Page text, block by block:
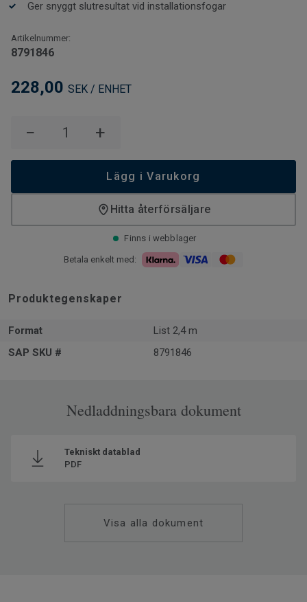
Ger snyggt slutresultat vid installationsfogar
Artikelnummer:
8791846
228,00 SEK / ENHET
− +
Lägg i Varukorg
Hitta återförsäljare
Finns i webblager
Betala enkelt med:
Produktegenskaper
Format
List 2,4 m
SAP SKU #
8791846
Nedladdningsbara dokument
Tekniskt datablad
PDF
Visa alla dokument